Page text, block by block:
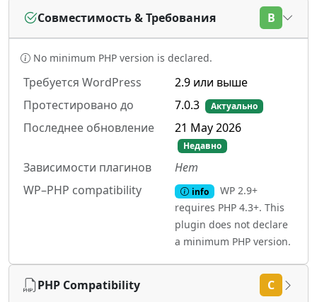
Совместимость & Требования B
No minimum PHP version is declared.
Требуется WordPress
2.9 или выше
Протестировано до
7.0.3 Актуально
Последнее обновление 21 May 2026
Недавно
Зависимости плагинов
Нет
WP–PHP compatibility
info
WP 2.9+
requires PHP 4.3+. This
plugin does not declare
a minimum PHP version.
PHP Compatibility C